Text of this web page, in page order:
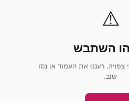
⚠️
השתבש
רעננו את העמוד או נסו
שוב.